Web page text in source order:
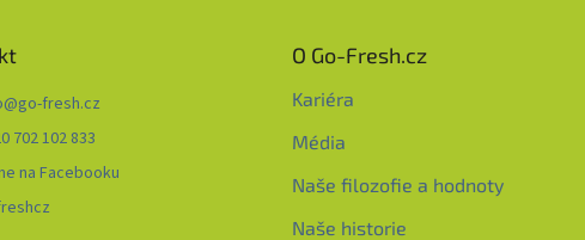
@go-fresh.cz
702 102 833
na Facebooku
O Go-Fresh.cz
Kariéra
Média
Naše filozofie a hodnoty
Naše historie